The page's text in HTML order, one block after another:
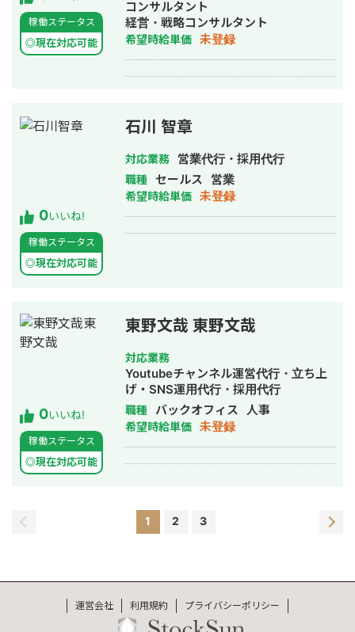
稼働ステータス
◎現在対応可能
コンサルタント
経営・戦略コンサルタント
希望時給単価 未登録
0いいね!
稼働ステータス
◎現在対応可能
石川 智章
対応業務 営業代行・採用代行
職種 セールス 営業
希望時給単価 未登録
0いいね!
稼働ステータス
◎現在対応可能
東野文哉 東野文哉
対応業務
Youtubeチャンネル運営代行・立ち上
げ・SNS運用代行・採用代行
職種 バックオフィス 人事
希望時給単価 未登録
1 2 3
運営会社 利用規約 プライバシーポリシー